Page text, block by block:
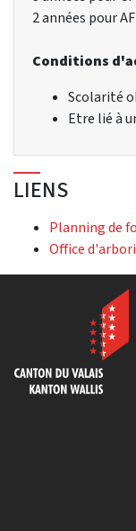
2 années pour
Conditions
Scolarité
Etre lié à
LIENS
Planning de
Office